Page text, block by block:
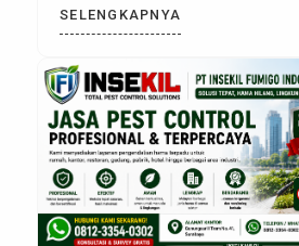
disadari. Banyak pemilik rumah
adanya serangan rayap ketika
lemari, atau rangka atap sudah
kerusakan yang cukup parah.
membutuhkan biaya perbaikan
SELENGKAPNYA